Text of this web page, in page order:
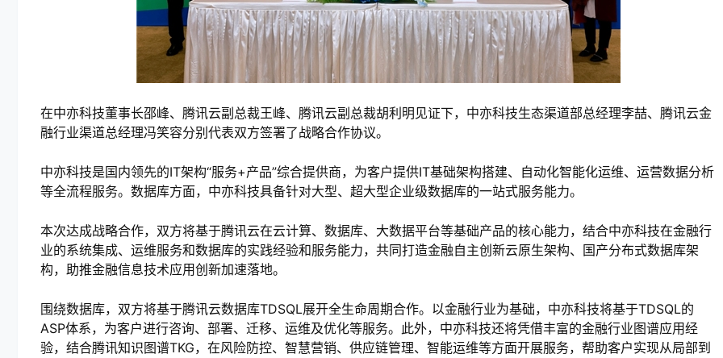
在中亦科技董事长邵峰、腾讯云副总裁王峰、腾讯云副总裁胡利明见证下，中亦科技生态渠道部总经理李喆、腾讯云金
融行业渠道总经理冯笑容分别代表双方签署了战略合作协议。
中亦科技是国内领先的IT架构“服务+产品”综合提供商，为客户提供IT基础架构搭建、自动化智能化运维、运营数据分析
等全流程服务。数据库方面，中亦科技具备针对大型、超大型企业级数据库的一站式服务能力。
本次达成战略合作，双方将基于腾讯云在云计算、数据库、大数据平台等基础产品的核心能力，结合中亦科技在金融行
业的系统集成、运维服务和数据库的实践经验和服务能力，共同打造金融自主创新云原生架构、国产分布式数据库架
构，助推金融信息技术应用创新加速落地。
围绕数据库，双方将基于腾讯云数据库TDSQL展开全生命周期合作。以金融行业为基础，中亦科技将基于TDSQL的
ASP体系，为客户进行咨询、部署、迁移、运维及优化等服务。此外，中亦科技还将凭借丰富的金融行业图谱应用经
验，结合腾讯知识图谱TKG，在风险防控、智慧营销、供应链管理、智能运维等方面开展服务，帮助客户实现从局部到